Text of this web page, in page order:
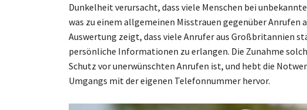
Dunkelheit verursacht, dass viele Menschen bei
was zu einem allgemeinen Misstrauen gegenüber Anrufen
Auswertung zeigt, dass viele Anrufer aus Großbritannien
persönliche Informationen zu erlangen. Die Zunahme
Schutz vor unerwünschten Anrufen ist, und hebt die
Umgangs mit der eigenen Telefonnummer hervor.